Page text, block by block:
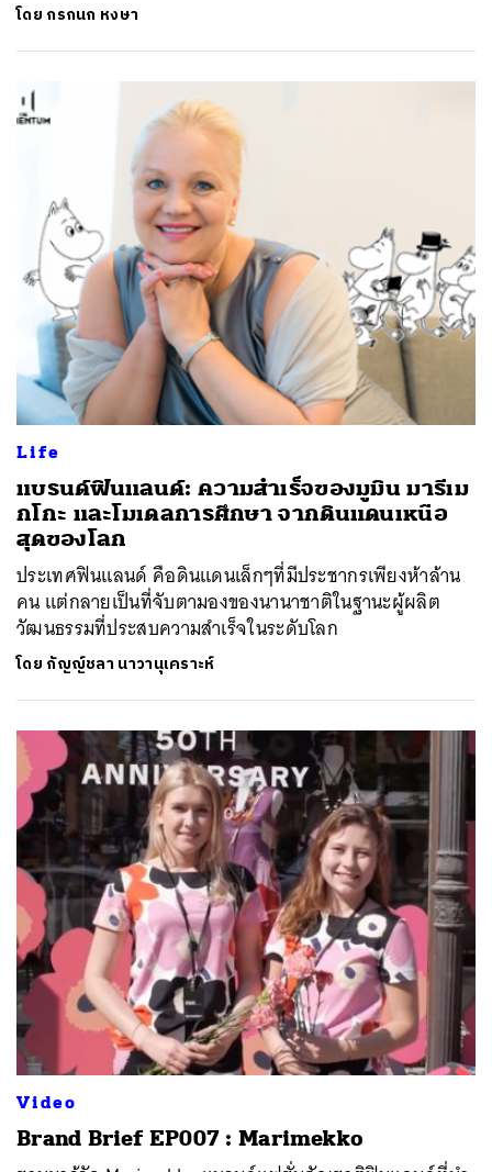
โดย กรกนก หงษา
Life
แบรนด์ฟินแลนด์: ความสำเร็จของมูมิน มารีเม
กโกะ และโมเดลการศึกษา จากดินแดนเหนือ
สุดของโลก
ประเทศฟินแลนด์ คือดินแดนเล็กๆที่มีประชากรเพียงห้าล้าน
คน แต่กลายเป็นที่จับตามองของนานาชาติในฐานะผู้ผลิต
วัฒนธรรมที่ประสบความสำเร็จในระดับโลก
โดย กัญญ์ชลา นาวานุเคราะห์
Video
Brand Brief EP007 : Marimekko